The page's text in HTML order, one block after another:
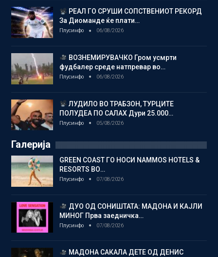
РЕАЛ ГО СРУШИ СОПСТВЕНИОТ РЕКОРД
За Диоманде ќе плати…
Плусинфо 06/08/2026
ВОЗНЕМИРУВАЧКО Гром усмрти
фудбалер среде натпревар во…
Плусинфо 06/08/2026
ЛУДИЛО ВО ТРАБЗОН, ТУРЦИТЕ
ПОЛУДЕА ПО САЛАХ Дури 25.000…
Плусинфо 05/08/2026
Галерија
GREEN COAST ГО НОСИ NAMMOS HOTELS &
RESORTS ВО…
Плусинфо 07/08/2026
ДУО ОД СОНИШТАТА: МАДОНА И КАЈЛИ
МИНОГ Прва заедничка…
Плусинфо 07/08/2026
МАДОНА САКАЛА ДЕТЕ ОД ДЕНИС